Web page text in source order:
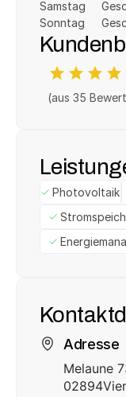
Samstag
Sonntag
(aus 35
Photovoltaik
Adresse
Melaune
02894